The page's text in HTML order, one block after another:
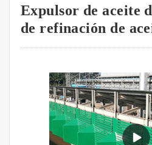
Expulsor de aceite
de refinación de